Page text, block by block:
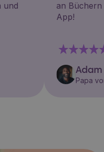
und
an Büchern
App!
Adam
Papa